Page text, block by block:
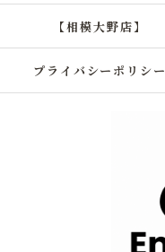
【相模大野店】
プライバシーポリシー